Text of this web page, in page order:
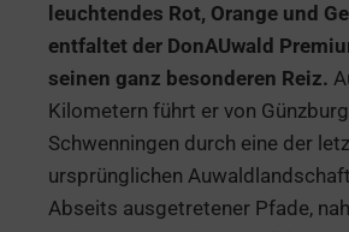
leuchtendes Rot, Orange und
entfaltet der DonAUwald
seinen ganz besonderen Reiz.
Kilometern führt er von
Schwenningen durch eine der
ursprünglichen
Abseits ausgetretener Pfade,